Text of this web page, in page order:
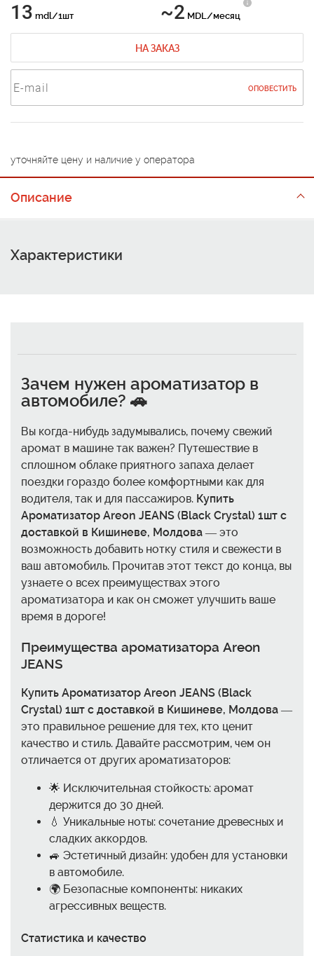
13 mdl/1шт ~2 MDL/месяц
НА ЗАКАЗ
ОПОВЕСТИТЬ
уточняйте цену и наличие у оператора
Описание
Характеристики
Зачем нужен ароматизатор в
автомобиле? 🚗
Вы когда-нибудь задумывались, почему свежий
аромат в машине так важен? Путешествие в
сплошном облаке приятного запаха делает
поездки гораздо более комфортными как для
водителя, так и для пассажиров. Купить
Ароматизатор Areon JEANS (Black Crystal) 1шт с
доставкой в Кишиневе, Молдова — это
возможность добавить нотку стиля и свежести в
ваш автомобиль. Прочитав этот текст до конца, вы
узнаете о всех преимуществах этого
ароматизатора и как он сможет улучшить ваше
время в дороге!
Преимущества ароматизатора Areon
JEANS
Купить Ароматизатор Areon JEANS (Black
Crystal) 1шт с доставкой в Кишиневе, Молдова —
это правильное решение для тех, кто ценит
качество и стиль. Давайте рассмотрим, чем он
отличается от других ароматизаторов:
🌟 Исключительная стойкость: аромат
держится до 30 дней.
💧 Уникальные ноты: сочетание древесных и
сладких аккордов.
🚙 Эстетичный дизайн: удобен для установки
в автомобиле.
🌍 Безопасные компоненты: никаких
агрессивных веществ.
Статистика и качество